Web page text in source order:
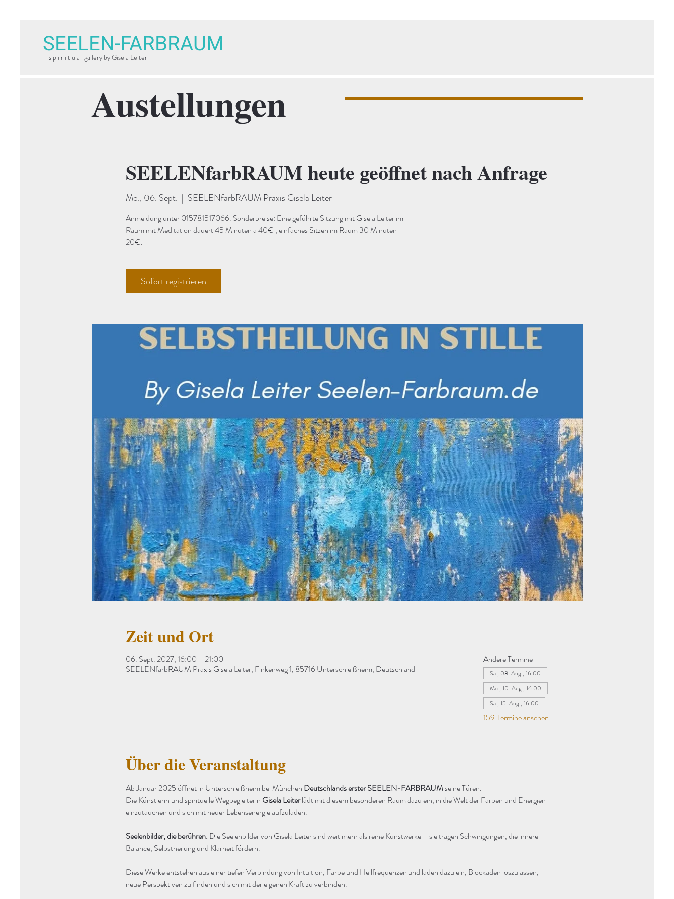
s p i r i t u a l gallery by Gisela Leiter
SEELEN-FARBRAUM
Austellungen
SEELENfarbRAUM heute geöffnet nach Anfrage
Mo., 06. Sept.
  |
SEELENfarbRAUM Praxis Gisela Leiter
Anmeldung unter 015781517066. Sonderpreise: Eine geführte Sitzung mit Gisela Leiter im
Raum mit Meditation dauert 45 Minuten a 40€ , einfaches Sitzen im Raum 30 Minuten
20€.
Sofort registrieren
Zeit und Ort
06. Sept. 2027, 16:00 – 21:00
SEELENfarbRAUM Praxis Gisela Leiter, Finkenweg 1, 85716 Unterschleißheim, Deutschland
Andere Termine
Sa., 08. Aug., 16:00
Mo., 10. Aug., 16:00
Sa., 15. Aug., 16:00
159 Termine ansehen
Über die Veranstaltung
Ab Januar 2025 öffnet in Unterschleißheim bei München Deutschlands erster SEELEN-FARBRAUM seine Türen.
Die Künstlerin und spirituelle Wegbegleiterin Gisela Leiter lädt mit diesem besonderen Raum dazu ein, in die Welt der Farben und Energien
einzutauchen und sich mit neuer Lebensenergie aufzuladen.
Seelenbilder, die berühren. Die Seelenbilder von Gisela Leiter sind weit mehr als reine Kunstwerke – sie tragen Schwingungen, die innere
Balance, Selbstheilung und Klarheit fördern.
Diese Werke entstehen aus einer tiefen Verbindung von Intuition, Farbe und Heilfrequenzen und laden dazu ein, Blockaden loszulassen,
neue Perspektiven zu finden und sich mit der eigenen Kraft zu verbinden.